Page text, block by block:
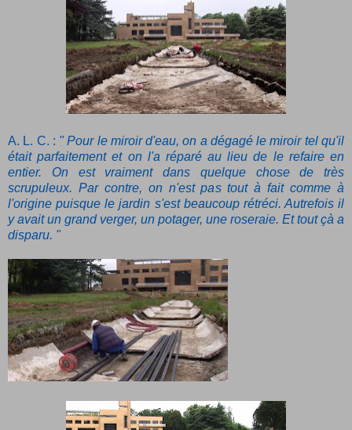
A. L. C. : " Pour le miroir d'eau, on a dégagé le miroir tel qu'il
était parfaitement et on l'a réparé au lieu de le refaire en
entier. On est vraiment dans quelque chose de très
scrupuleux. Par contre, on n'est pas tout à fait comme à
l'origine puisque le jardin s'est beaucoup rétréci. Autrefois il
y avait un grand verger, un potager, une roseraie. Et tout çà a
disparu. "